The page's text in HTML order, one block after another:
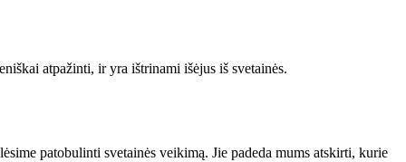
atpažinti, ir yra ištrinami išėjus iš svetainės.
patobulinti svetainės veikimą. Jie padeda mums atskirti, kurie